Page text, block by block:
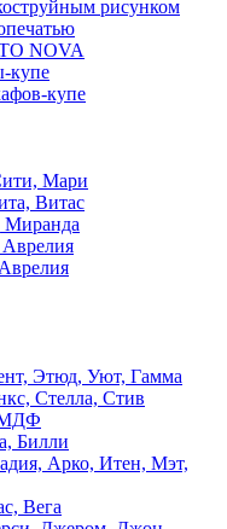
рисунком
NOVA
купе
купе
Мари
Витас
Этюд, Уют, Гамма
Стелла, Стив
МДФ
Билли
Арко, Итен, Мэт,
Вега